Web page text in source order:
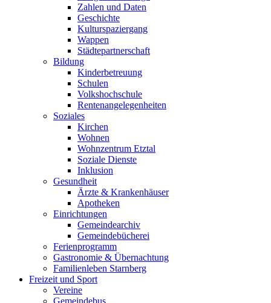
Zahlen und Daten
Geschichte
Kulturspaziergang
Wappen
Städtepartnerschaft
Bildung
Kinderbetreuung
Schulen
Volkshochschule
Rentenangelegenheiten
Soziales
Kirchen
Wohnen
Wohnzentrum Etztal
Soziale Dienste
Inklusion
Gesundheit
Ärzte & Krankenhäuser
Apotheken
Einrichtungen
Gemeindearchiv
Gemeindebücherei
Ferienprogramm
Gastronomie & Übernachtung
Familienleben Starnberg
Freizeit und Sport
Vereine
Gemeindebus